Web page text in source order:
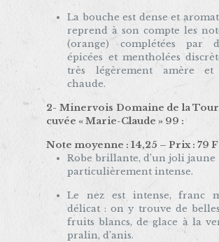
La bouche est dense et
reprend à son compte les
(orange) complétées par
épicées et mentholées
très légèrement amère
chaude.
2- Minervois Domaine de la
cuvée « Marie-Claude » 99 :
Note moyenne : 14,25 – Prix : 79 F
Robe brillante, d’un joli jaune
particulièrement intense.
Le nez est intense, franc
délicat : on y trouve de
fruits blancs, de glace à la
pralin, d’anis.